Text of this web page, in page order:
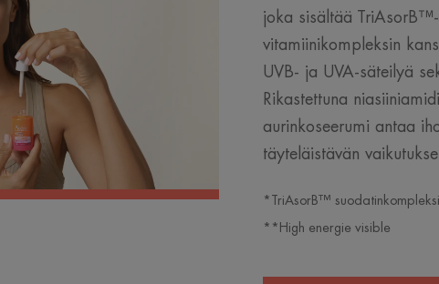
joka sisältää
vitamiinikompleksin
UVB- ja UVA-säteilyä
Rikastettuna
aurinkoseerumi antaa
täyteläistävän
*TriAsorB™
**High energie visible